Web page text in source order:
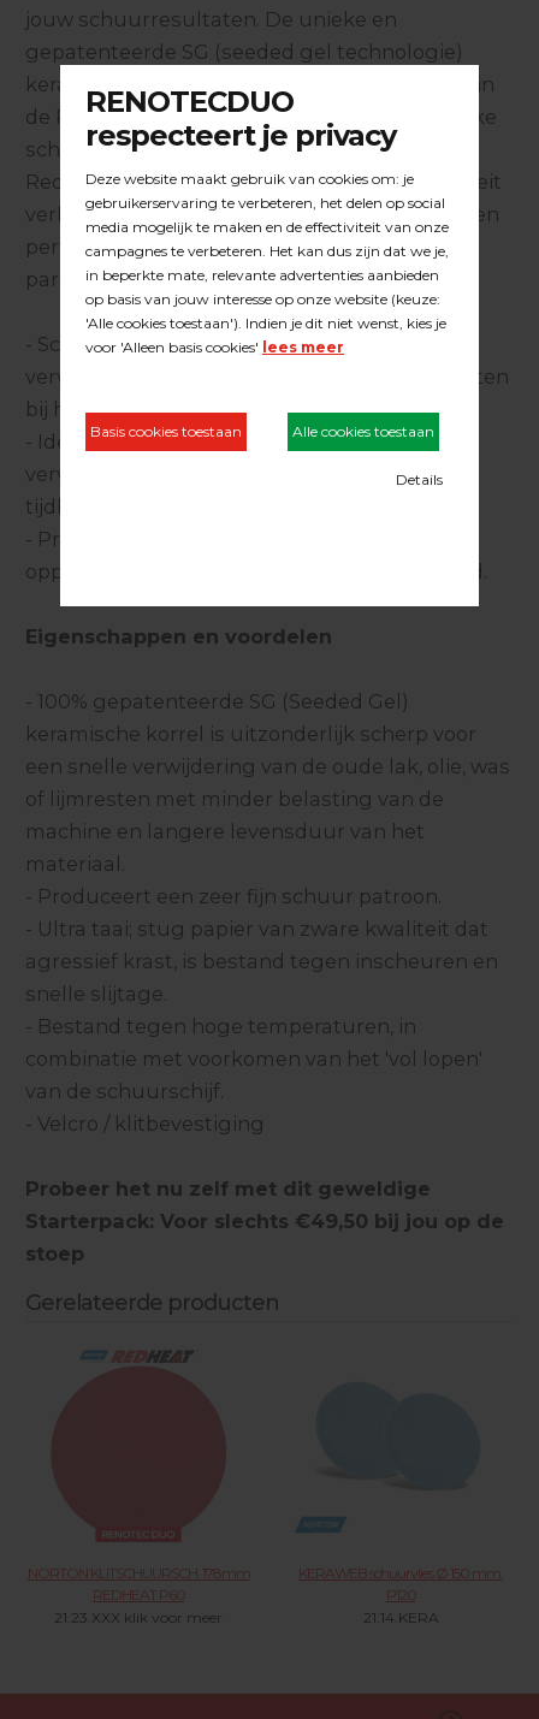
jouw schuurresultaten. De unieke en
gepatenteerde SG (seeded gel technologie)
keramische schuurkorrel, die wordt gebruikt in
de Red Heat producten, geeft een ongelofelijke
scherpte en levensduur aan het product.
Redheat biedt de parketteur een prijs / kwaliteit
verhouding die zich in praktijk vertaalt naar een
perfect product voor de professionele
parketteur.
- Schuurt agressiever voor een snelle
verwijdering van oude lak, olie, was en lijmresten
bij het voorbereiden van ondervloeren.
- Ideaal voor (hardere) houtsoorten met taaie
vervuiling en grote projecten waarbij
tijdbesparing, besparing in geld oplevert.
- Produceert het meeste verfijnde en gladde
oppervlak; een superieur krasvrij schuurbeeld.
Eigenschappen en voordelen
- 100% gepatenteerde SG (Seeded Gel)
keramische korrel is uitzonderlijk scherp voor
een snelle verwijdering van de oude lak, olie, was
of lijmresten met minder belasting van de
machine en langere levensduur van het
materiaal.
- Produceert een zeer fijn schuur patroon.
- Ultra taai; stug papier van zware kwaliteit dat
agressief krast, is bestand tegen inscheuren en
snelle slijtage.
- Bestand tegen hoge temperaturen, in
combinatie met voorkomen van het 'vol lopen'
van de schuurschijf.
- Velcro / klitbevestiging
Probeer het nu zelf met dit geweldige
Starterpack: Voor slechts €49,50 bij jou op de
stoep
Gerelateerde producten
NORTON KLITSCHUURSCH. 178mm
REDHEAT P60
21.23.XXX klik voor meer
KERAWEB schuurvlies Ø 150 mm.
P120
21.14.KERA